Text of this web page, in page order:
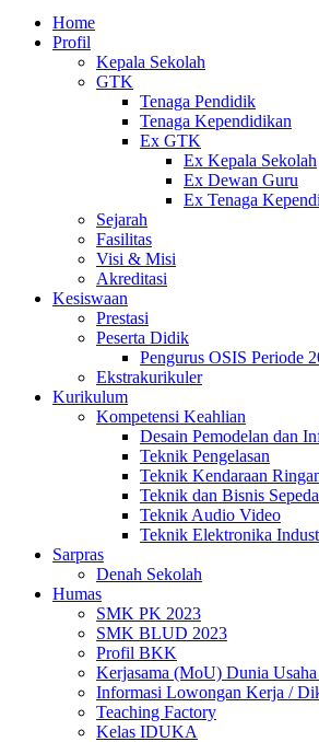
Home
Profil
Kepala Sekolah
GTK
Tenaga Pendidik
Tenaga Kependidikan
Ex GTK
Ex Kepala Sekolah
Ex Dewan Guru
Ex Tenaga
Sejarah
Fasilitas
Visi & Misi
Akreditasi
Kesiswaan
Prestasi
Peserta Didik
Pengurus OSIS Periode
Ekstrakurikuler
Kurikulum
Kompetensi Keahlian
Desain Pemodelan dan
Teknik Pengelasan
Teknik Kendaraan
Teknik dan Bisnis
Teknik Audio Video
Teknik Elektronika
Sarpras
Denah Sekolah
Humas
SMK PK 2023
SMK BLUD 2023
Profil BKK
Kerjasama (MoU) Dunia
Informasi Lowongan Kerja /
Teaching Factory
Kelas IDUKA